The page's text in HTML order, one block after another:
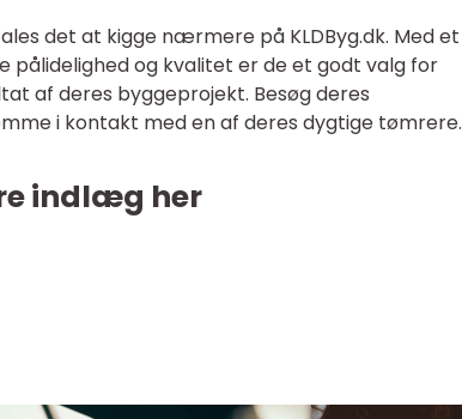
det at kigge nærmere på KLDByg.dk. Med et
og kvalitet er de et godt valg for
af deres byggeprojekt. Besøg deres
i kontakt med en af deres dygtige tømrere.
indlæg her